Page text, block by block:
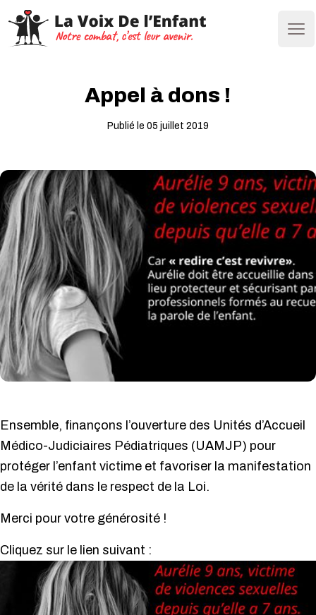
Appel à dons !
Publié le 05 juillet 2019
Ensemble, finançons l’ouverture des Unités d’Accueil
Médico-Judiciaires Pédiatriques (UAMJP) pour
protéger l’enfant victime et favoriser la manifestation
de la vérité dans le respect de la Loi.
Merci pour votre générosité !
Cliquez sur le lien suivant :